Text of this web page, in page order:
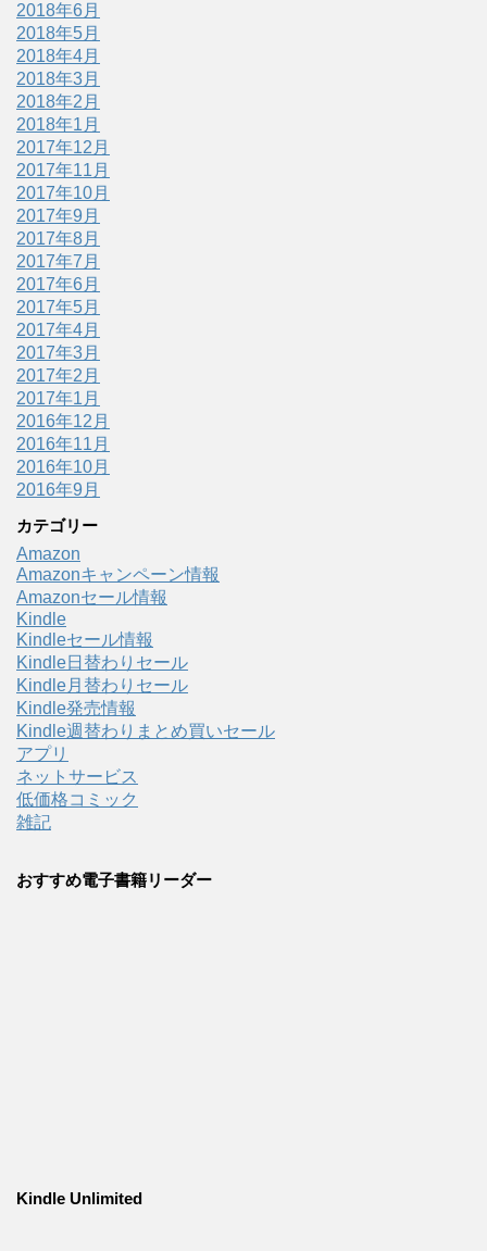
2018年6月
2018年5月
2018年4月
2018年3月
2018年2月
2018年1月
2017年12月
2017年11月
2017年10月
2017年9月
2017年8月
2017年7月
2017年6月
2017年5月
2017年4月
2017年3月
2017年2月
2017年1月
2016年12月
2016年11月
2016年10月
2016年9月
カテゴリー
Amazon
Amazonキャンペーン情報
Amazonセール情報
Kindle
Kindleセール情報
Kindle日替わりセール
Kindle月替わりセール
Kindle発売情報
Kindle週替わりまとめ買いセール
アプリ
ネットサービス
低価格コミック
雑記
おすすめ電子書籍リーダー
Kindle Unlimited